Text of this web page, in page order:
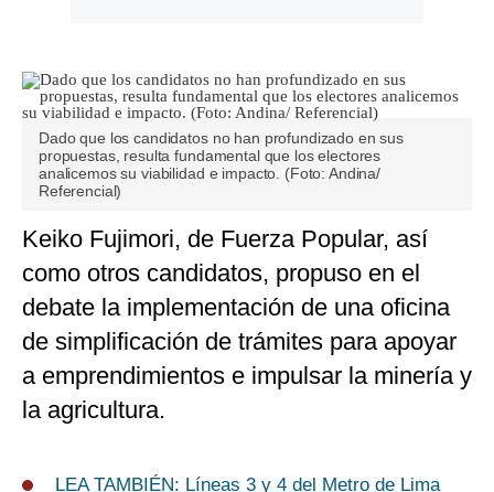
Dado que los candidatos no han profundizado en sus
propuestas, resulta fundamental que los electores
analicemos su viabilidad e impacto. (Foto: Andina/
Referencial)
Keiko Fujimori, de Fuerza Popular, así
como otros candidatos, propuso en el
debate la implementación de una oficina
de simplificación de trámites para apoyar
a emprendimientos e impulsar la minería y
la agricultura.
LEA TAMBIÉN: Líneas 3 y 4 del Metro de Lima